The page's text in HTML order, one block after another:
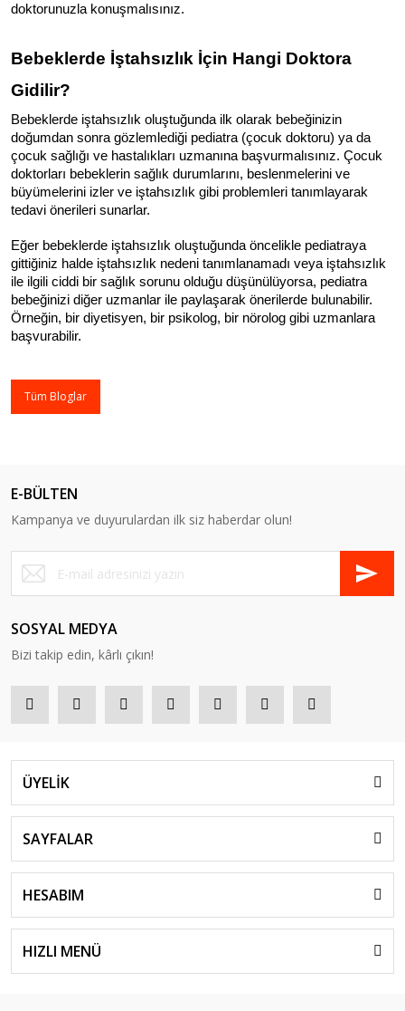
doktorunuzla konuşmalısınız.
Bebeklerde İştahsızlık İçin Hangi Doktora
Gidilir?
Bebeklerde iştahsızlık oluştuğunda ilk olarak bebeğinizin
doğumdan sonra gözlemlediği pediatra (çocuk doktoru) ya da
çocuk sağlığı ve hastalıkları uzmanına başvurmalısınız. Çocuk
doktorları bebeklerin sağlık durumlarını, beslenmelerini ve
büyümelerini izler ve iştahsızlık gibi problemleri tanımlayarak
tedavi önerileri sunarlar.
Eğer bebeklerde iştahsızlık oluştuğunda öncelikle pediatraya
gittiğiniz halde iştahsızlık nedeni tanımlanamadı veya iştahsızlık
ile ilgili ciddi bir sağlık sorunu olduğu düşünülüyorsa, pediatra
bebeğinizi diğer uzmanlar ile paylaşarak önerilerde bulunabilir.
Örneğin, bir diyetisyen, bir psikolog, bir nörolog gibi uzmanlara
başvurabilir.
Tüm Bloglar
E-BÜLTEN
Kampanya ve duyurulardan ilk siz haberdar olun!
SOSYAL MEDYA
Bizi takip edin, kârlı çıkın!
ÜYELİK
SAYFALAR
HESABIM
HIZLI MENÜ